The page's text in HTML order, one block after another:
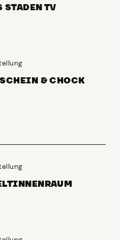
STADEN TV
& CHOCK